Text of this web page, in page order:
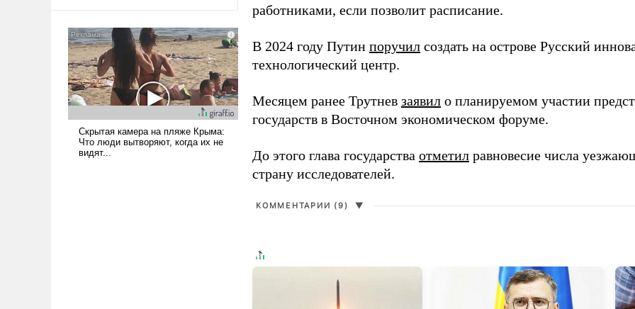
Сложившаяся ситуация
означает многолетний период
уязвимости США, например,
перед Китаем.
работниками, если позволит расписание.
В 2024 году Путин поручил создать на острове Русский
технологический центр.
Месяцем ранее Трутнев заявил о планируемом участии
государств в Восточном экономическом форуме.
До этого глава государства отметил равновесие числа
страну исследователей.
КОММЕНТАРИИ (9) ▼